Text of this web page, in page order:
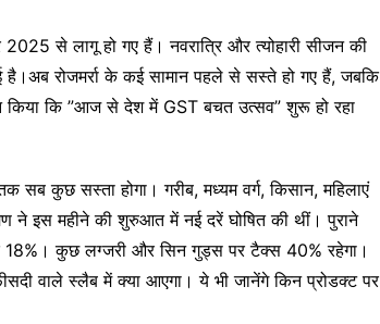
से लागू हो गए हैं। नवरात्रि और त्योहारी सीजन की
रोजमर्रा के कई सामान पहले से सस्ते हो गए हैं, जबकि
किया कि ”आज से देश में GST बचत उत्सव” शुरू हो रहा
कुछ सस्ता होगा। गरीब, मध्यम वर्ग, किसान, महिलाएं
ने इस महीने की शुरुआत में नई दरें घोषित की थीं। पुराने
कुछ लग्जरी और सिन गुड्स पर टैक्स 40% रहेगा।
वाले स्लैब में क्या आएगा। ये भी जानेंगे किन प्रोडक्ट पर